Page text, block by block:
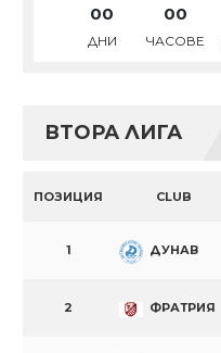
00
ДНИ
00
ЧАСОВЕ
ВТОРА ЛИГА
ПОЗИЦИЯ CLUB
1 ДУНАВ
2 ФРАТРИЯ